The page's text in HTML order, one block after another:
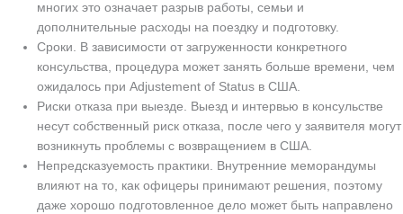
многих это означает разрыв работы, семьи и
дополнительные расходы на поездку и подготовку.
Сроки. В зависимости от загруженности конкретного
консульства, процедура может занять больше времени, чем
ожидалось при Adjustement of Status в США.
Риски отказа при выезде. Выезд и интервью в консульстве
несут собственный риск отказа, после чего у заявителя могут
возникнуть проблемы с возвращением в США.
Непредсказуемость практики. Внутренние меморандумы
влияют на то, как офицеры принимают решения, поэтому
даже хорошо подготовленное дело может быть направлено